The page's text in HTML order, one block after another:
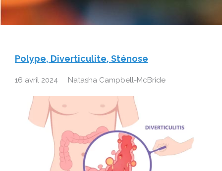
c
Polype, Diverticulite, Sténose
16 avril 2024 Natasha Campbell-McBride